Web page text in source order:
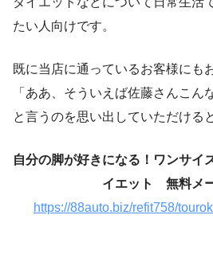
たい人向けです。
既に当店に通っているお客様にも
「ああ、そういえば佐藤さんこん
と言うのを思い出していただける
自分の脚が好きになる！ワンサイ
イエット 無料メ
https://88auto.biz/refit758/